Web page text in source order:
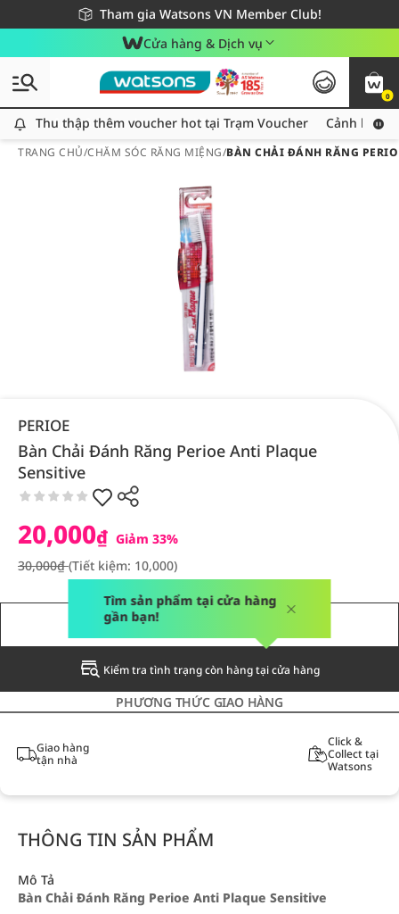
Tham gia Watsons VN Member Club!
Miễn phí giao hàng cho đơn hàng từ 249,000Đ
Giao hàng nhanh 24h - Áp dụng khu vực TP. Hồ Chí Minh
Cửa hàng & Dịch vụ
0
Thu thập thêm voucher hot tại Trạm Voucher
Thu thập thêm voucher hot tại Trạm Voucher Cảnh báo
TRANG CHỦ/CHĂM SÓC RĂNG MIỆNG/BÀN CHẢI ĐÁNH RĂNG
PERIOE
Bàn Chải Đánh Răng Perioe Anti Plaque
Sensitive
20,000₫ Giảm 33%
30,000₫(Tiết kiệm: 10,000)
THÔNG BÁO CHO TÔI
Kiểm tra tình trạng còn hàng tại cửa hàng
Tìm sản phẩm tại cửa hàng
gần bạn!
PHƯƠNG THỨC GIAO HÀNG
Giao hàng
tận nhà
Click &
Collect tại
Watsons
THÔNG TIN SẢN PHẨM
Mô Tả
Bàn Chải Đánh Răng Perioe Anti Plaque Sensitive